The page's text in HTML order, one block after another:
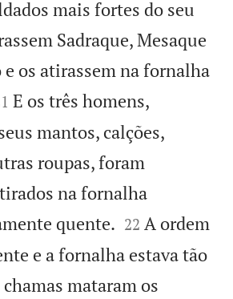
mais fortes do seu
Sadraque, Mesaque
e os atirassem na fornalha
E os três homens,
mantos, calções,
roupas, foram
na fornalha
quente. 

22 A ordem
e a fornalha estava tão
mataram os